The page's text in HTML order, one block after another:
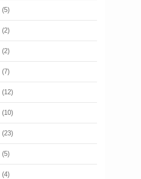
(5)
(2)
(2)
(7)
(12)
(10)
(23)
(5)
(4)